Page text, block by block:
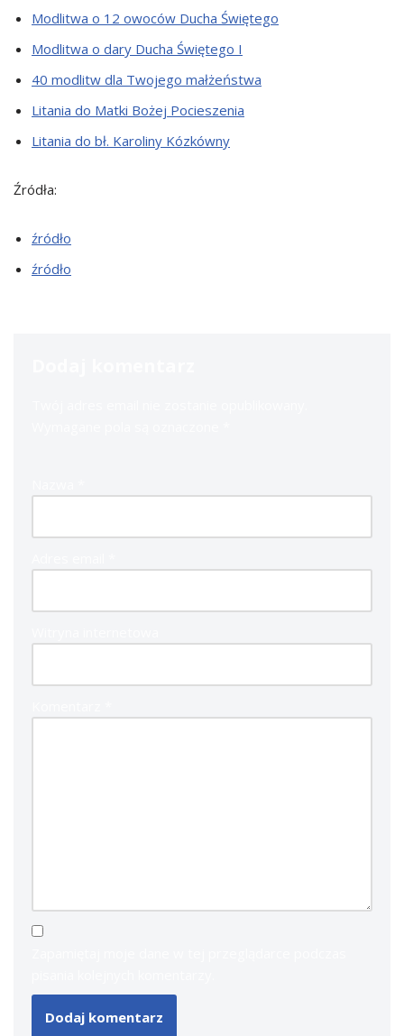
Modlitwa o 12 owoców Ducha Świętego
Modlitwa o dary Ducha Świętego I
40 modlitw dla Twojego małżeństwa
Litania do Matki Bożej Pocieszenia
Litania do bł. Karoliny Kózkówny
Źródła:
źródło
źródło